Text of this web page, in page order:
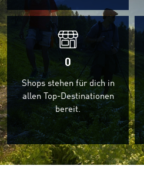
0
Shops stehen für dich in
allen Top-Destinationen
bereit.